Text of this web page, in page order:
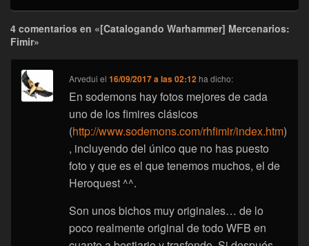
4 comentarios en «[Catalogando Warhammer] Mercenarios:
Fimir»
Arvedui el16/09/2017 a las 02:12 ha dicho:
En sodemons hay fotos mejores de cada
uno de los fimires clásicos
(http://www.sodemons.com/rhfimir/index.htm)
, incluyendo del único que no has puesto
foto y que es el que tenemos muchos, el de
Heroquest ^^.
Son unos bichos muy originales… de lo
poco realmente original de todo WFB en